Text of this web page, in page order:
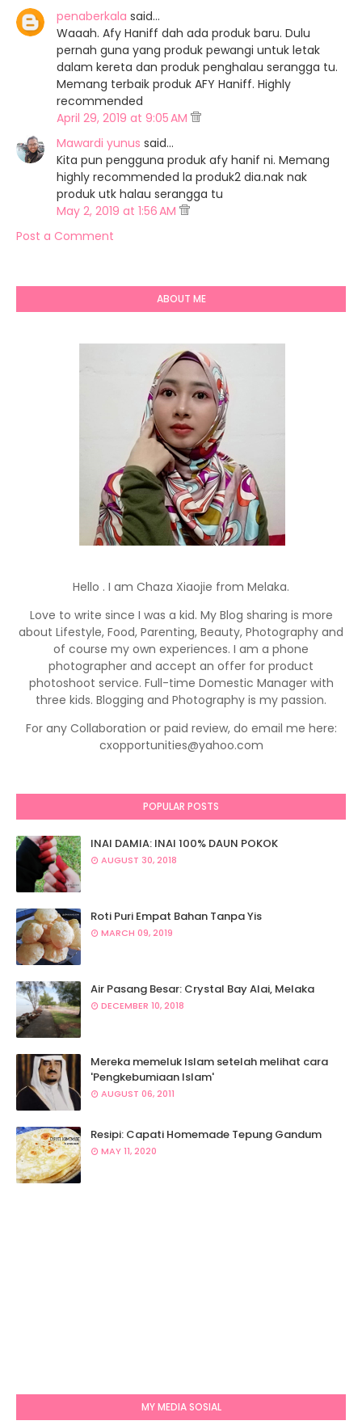
penaberkala said…
Waaah. Afy Haniff dah ada produk baru. Dulu
pernah guna yang produk pewangi untuk letak
dalam kereta dan produk penghalau serangga tu.
Memang terbaik produk AFY Haniff. Highly
recommended
April 29, 2019 at 9:05 AM
Mawardi yunus said…
Kita pun pengguna produk afy hanif ni. Memang
highly recommended la produk2 dia.nak nak
produk utk halau serangga tu
May 2, 2019 at 1:56 AM
Post a Comment
ABOUT ME
Hello . I am Chaza Xiaojie from Melaka.
Love to write since I was a kid. My Blog sharing is more
about Lifestyle, Food, Parenting, Beauty, Photography and
of course my own experiences. I am a phone
photographer and accept an offer for product
photoshoot service. Full-time Domestic Manager with
three kids. Blogging and Photography is my passion.
For any Collaboration or paid review, do email me here:
cxopportunities@yahoo.com
POPULAR POSTS
INAI DAMIA: INAI 100% DAUN POKOK
AUGUST 30, 2018
Roti Puri Empat Bahan Tanpa Yis
MARCH 09, 2019
Air Pasang Besar: Crystal Bay Alai, Melaka
DECEMBER 10, 2018
Mereka memeluk Islam setelah melihat cara
'Pengkebumiaan Islam'
AUGUST 06, 2011
Resipi: Capati Homemade Tepung Gandum
MAY 11, 2020
MY MEDIA SOSIAL